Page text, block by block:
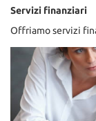
Servizi finanziari
Offriamo servizi